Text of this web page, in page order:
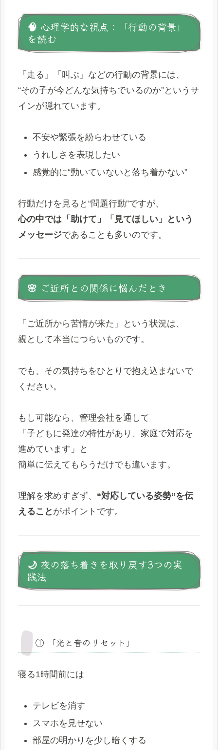
🧠 心理学的な視点：「行動の背景」
を読む
「走る」「叫ぶ」などの行動の背景には、
“その子が今どんな気持ちでいるのか”というサ
インが隠れています。
不安や緊張を紛らわせている
うれしさを表現したい
感覚的に“動いていないと落ち着かない”
行動だけを見ると“問題行動”ですが、
心の中では「助けて」「見てほしい」という
メッセージであることも多いのです。
🌸 ご近所との関係に悩んだとき
「ご近所から苦情が来た」という状況は、
親として本当につらいものです。
でも、その気持ちをひとりで抱え込まないで
ください。
もし可能なら、管理会社を通して
「子どもに発達の特性があり、家庭で対応を
進めています」と
簡単に伝えてもらうだけでも違います。
理解を求めすぎず、 “対応している姿勢”を伝
えること がポイントです。
🌙 夜の落ち着きを取り戻す3つの実
践法
① 「光と音のリセット」
寝る1時間前には
テレビを消す
スマホを見せない
部屋の明かりを少し暗くする